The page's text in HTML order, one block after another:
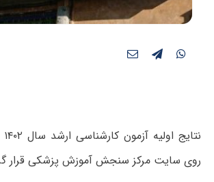
روی سایت مرکز سنجش آموزش پزشکی قرار